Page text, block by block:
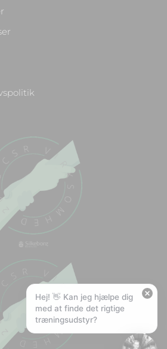
Hej! 👋 Kan jeg hjælpe dig
med at finde det rigtige
træningsudstyr?
🏋️
kan jeg hjælpe med?
om vores produkter,
returnering — jeg er klar!
og hvor hurtigt leverer I?